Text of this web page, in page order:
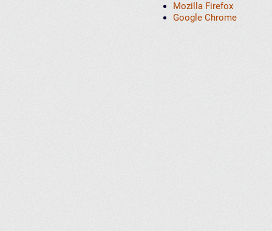
Mozilla Firefox
Google Chrome